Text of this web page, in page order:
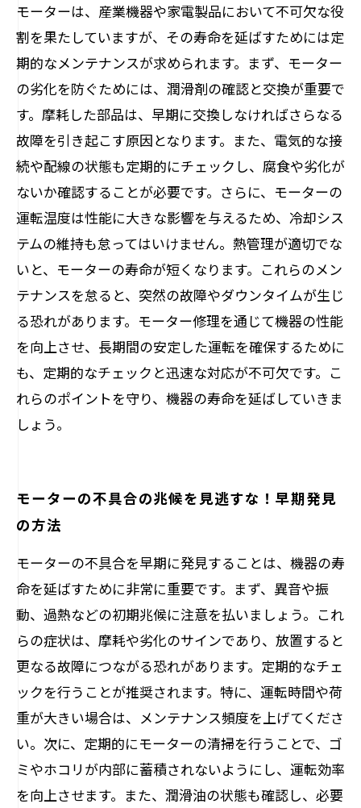
モーター修理の実際：効果的な手法と実践例
安定した運転を手に入れるためのモーターケ
アのポイント
未来を見据えたメンテナンス：長期的なコス
ト削減を実現
モーターは、産業機器や家電製品において不可欠な役
割を果たしていますが、その寿命を延ばすためには定
期的なメンテナンスが求められます。まず、モーター
の劣化を防ぐためには、潤滑剤の確認と交換が重要で
す。摩耗した部品は、早期に交換しなければさらなる
故障を引き起こす原因となります。また、電気的な接
続や配線の状態も定期的にチェックし、腐食や劣化が
ないか確認することが必要です。さらに、モーターの
運転温度は性能に大きな影響を与えるため、冷却シス
テムの維持も怠ってはいけません。熱管理が適切でな
いと、モーターの寿命が短くなります。これらのメン
テナンスを怠ると、突然の故障やダウンタイムが生じ
る恐れがあります。モーター修理を通じて機器の性能
を向上させ、長期間の安定した運転を確保するために
も、定期的なチェックと迅速な対応が不可欠です。こ
れらのポイントを守り、機器の寿命を延ばしていきま
しょう。
モーターの不具合の兆候を見逃すな！早期発見
の方法
モーターの不具合を早期に発見することは、機器の寿
命を延ばすために非常に重要です。まず、異音や振
動、過熱などの初期兆候に注意を払いましょう。これ
らの症状は、摩耗や劣化のサインであり、放置すると
更なる故障につながる恐れがあります。定期的なチェ
ックを行うことが推奨されます。特に、運転時間や荷
重が大きい場合は、メンテナンス頻度を上げてくださ
い。次に、定期的にモーターの清掃を行うことで、ゴ
ミやホコリが内部に蓄積されないようにし、運転効率
を向上させます。また、潤滑油の状態も確認し、必要